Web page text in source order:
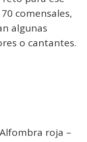
comensales,
algunas
o cantantes.
roja –